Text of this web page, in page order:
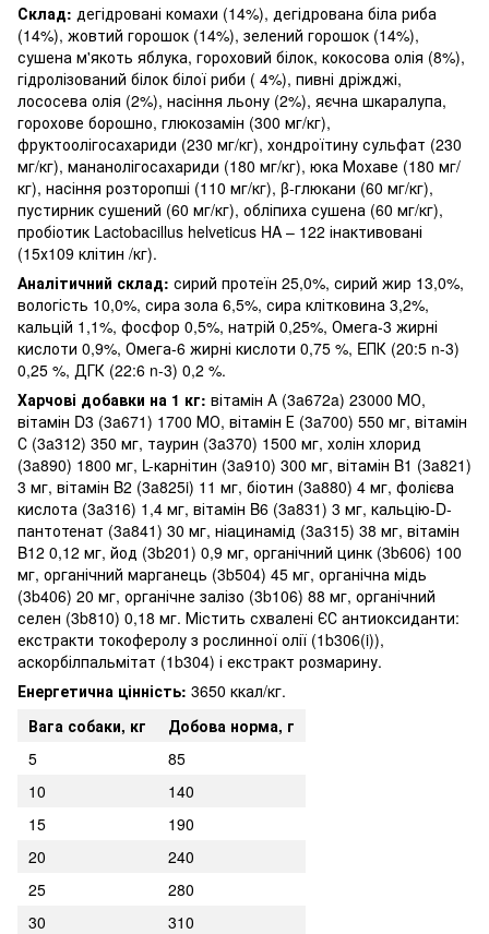
Склад: дегідровані комахи (14%), дегідрована біла риба
(14%), жовтий горошок (14%), зелений горошок (14%),
сушена м'якоть яблука, гороховий білок, кокосова олія (8%),
гідролізований білок білої риби ( 4%), пивні дріжджі,
лососева олія (2%), насіння льону (2%), яєчна шкаралупа,
горохове борошно, глюкозамін (300 мг/кг),
фруктоолігосахариди (230 мг/кг), хондроїтину сульфат (230
мг/кг), мананолігосахариди (180 мг/кг), юка Мохаве (180 мг/
кг), насіння розторопші (110 мг/кг), β-глюкани (60 мг/кг),
пустирник сушений (60 мг/кг), обліпиха сушена (60 мг/кг),
пробіотик Lactobacillus helveticus HA – 122 інактивовані
(15х109 клітин /кг).
Аналітичний склад: сирий протеїн 25,0%, сирий жир 13,0%,
вологість 10,0%, сира зола 6,5%, сира клітковина 3,2%,
кальцій 1,1%, фосфор 0,5%, натрій 0,25%, Омега-3 жирні
кислоти 0,9%, Омега-6 жирні кислоти 0,75 %, EПК (20:5 n-3)
0,25 %, ДГК (22:6 n-3) 0,2 %.
Харчові добавки на 1 кг: вітамін А (3a672a) 23000 МО,
вітамін D3 (3a671) 1700 МО, вітамін Е (3a700) 550 мг, вітамін
С (3a312) 350 мг, таурин (3a370) 1500 мг, холін хлорид
(3a890) 1800 мг, L-карнітин (3a910) 300 мг, вітамін B1 (3a821)
3 мг, вітамін B2 (3a825i) 11 мг, біотин (3a880) 4 мг, фолієва
кислота (3a316) 1,4 мг, вітамін B6 (3a831) 3 мг, кальцію-D-
пантотенат (3a841) 30 мг, ніацинамід (3a315) 38 мг, вітамін
B12 0,12 мг, йод (3b201) 0,9 мг, органічний цинк (3b606) 100
мг, органічний марганець (3b504) 45 мг, органічна мідь
(3b406) 20 мг, органічне залізо (3b106) 88 мг, органічний
селен (3b810) 0,18 мг. Містить схвалені ЄС антиоксиданти:
екстракти токоферолу з рослинної олії (1b306(i)),
аскорбілпальмітат (1b304) і екстракт розмарину.
Енергетична цінність: 3650 ккал/кг.
Вага собаки, кг
Добова норма, г
5
85
10
140
15
190
20
240
25
280
30
310